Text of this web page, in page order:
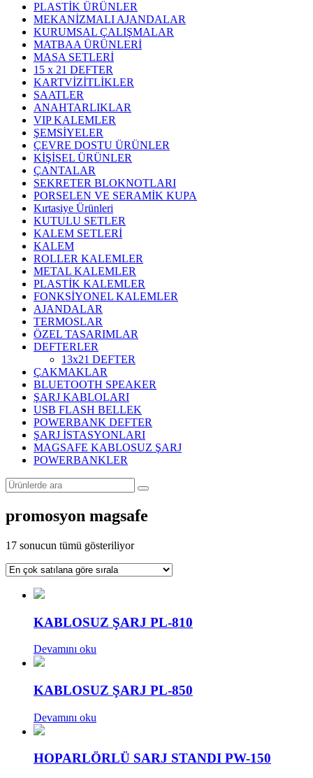
PLASTİK ÜRÜNLER
MEKANİZMALI AJANDALAR
KURUMSAL ÇALIŞMALAR
MATBAA ÜRÜNLERİ
MASA SETLERİ
15 x 21 DEFTER
KARTVİZİTLİKLER
SAATLER
ANAHTARLIKLAR
VIP KALEMLER
ŞEMSİYELER
ÇEVRE DOSTU ÜRÜNLER
KİŞİSEL ÜRÜNLER
ÇANTALAR
SEKRETER BLOKNOTLARI
PORSELEN VE SERAMİK KUPA
Kırtasiye Ürünleri
KUTULU SETLER
KALEM SETLERİ
KALEM
ROLLER KALEMLER
METAL KALEMLER
PLASTİK KALEMLER
FONKSİYONEL KALEMLER
AJANDALAR
TERMOSLAR
ÖZEL TASARIMLAR
DEFTERLER
13x21 DEFTER
ÇAKMAKLAR
BLUETOOTH SPEAKER
ŞARJ KABLOLARI
USB FLASH BELLEK
POWERBANK DEFTER
ŞARJ İSTASYONLARI
MAGSAFE KABLOSUZ ŞARJ
POWERBANKLER
promosyon magsafe
17 sonucun tümü gösteriliyorPopülerliğe
sıralandı
KABLOSUZ ŞARJ PL-810
Devamını oku
KABLOSUZ ŞARJ PL-850
Devamını oku
HOPARLÖRLÜ SARJ STANDI PW-150